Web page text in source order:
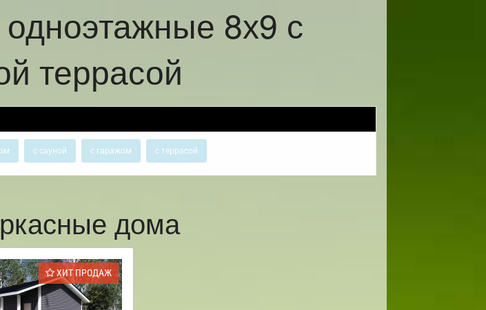
8х9 с
террасой
с сауной с гаражом с террасой
дома
ХИТ ПРОДАЖ